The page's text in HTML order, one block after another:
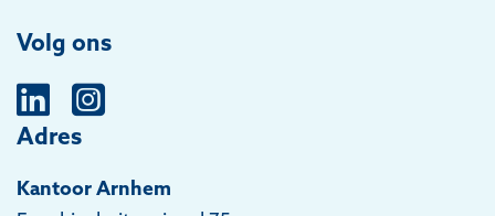
Volg ons
Adres
Kantoor Arnhem